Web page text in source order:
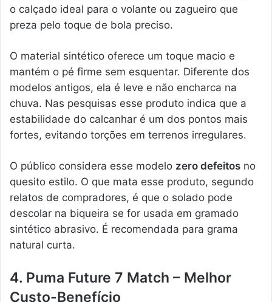
o calçado ideal para o volante ou zagueiro que
preza pelo toque de bola preciso.
O material sintético oferece um toque macio e
mantém o pé firme sem esquentar. Diferente dos
modelos antigos, ela é leve e não encharca na
chuva. Nas pesquisas esse produto indica que a
estabilidade do calcanhar é um dos pontos mais
fortes, evitando torções em terrenos irregulares.
O público considera esse modelo zero defeitos no
quesito estilo. O que mata esse produto, segundo
relatos de compradores, é que o solado pode
descolar na biqueira se for usada em gramado
sintético abrasivo. É recomendada para grama
natural curta.
4. Puma Future 7 Match – Melhor
Custo-Benefício